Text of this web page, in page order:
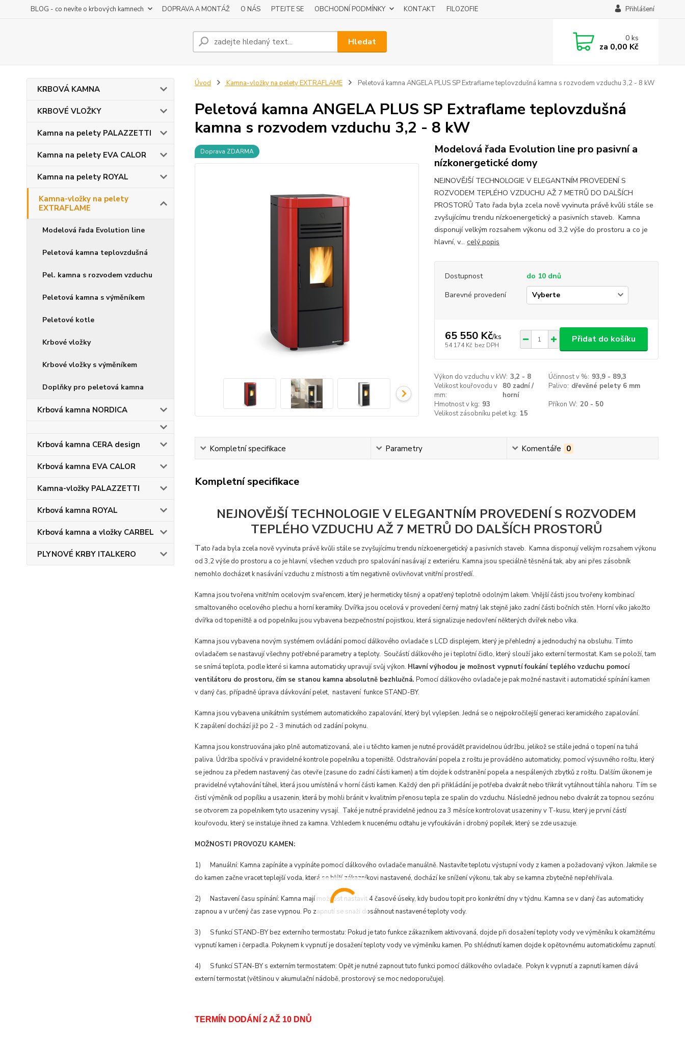
BLOG - co nevíte o krbových kamnech DOPRAVA A MONTÁŽ O NÁS PTEJTE SE OBCHODNÍ PODMÍNKY KONTAKT FILOZOFIE Přihlášení
Hledat 0ks
za 0,00 Kč
KRBOVÁ KAMNA
KRBOVÉ VLOŽKY
Kamna na pelety PALAZZETTI
Kamna na pelety EVA CALOR
Kamna na pelety ROYAL
Kamna-vložky na pelety
EXTRAFLAME
Modelová řada Evolution line
Peletová kamna teplovzdušná
Pel. kamna s rozvodem vzduchu
Peletová kamna s výměníkem
Peletové kotle
Krbové vložky
Krbové vložky s výměníkem
Doplňky pro peletová kamna
Krbová kamna NORDICA
Krbová kamna CERA design
Krbová kamna EVA CALOR
Kamna-vložky PALAZZETTI
Krbová kamna ROYAL
Krbová kamna a vložky CARBEL
PLYNOVÉ KRBY ITALKERO
Úvod Kamna-vložky na pelety EXTRAFLAME Peletová kamna ANGELA PLUS SP Extraflame teplovzdušná kamna s rozvodem vzduchu 3,2 - 8 kW
Peletová kamna ANGELA PLUS SP Extraflame teplovzdušná
kamna s rozvodem vzduchu 3,2 - 8 kW
Doprava ZDARMA
Modelová řada Evolution line pro pasivní a
nízkonergetické domy
NEJNOVĚJŠÍ TECHNOLOGIE V ELEGANTNÍM PROVEDENÍ S
ROZVODEM TEPLÉHO VZDUCHU AŽ 7 METRŮ DO DALŠÍCH
PROSTORŮ Tato řada byla zcela nově vyvinuta právě kvůli stále se
zvyšujícímu trendu nízkoenergetický a pasivních staveb. Kamna
disponují velkým rozsahem výkonu od 3,2 výše do prostoru a co je
hlavní, v... celý popis
Dostupnost
do 10 dnů
Barevné provedení
65 550 Kč/ks
54 174 Kč bez DPH
Přidat do košíku
Výkon do vzduchu v kW: 3,2 - 8 Účinnost v %: 93,9 - 89,3
Velikost kouřovodu v
mm:
80 zadní /
horní
Palivo: dřevěné pelety 6 mm
Hmotnost v kg: 93 Příkon W: 20 - 50
Velikost zásobníku pelet kg: 15
Kompletní specifikace Parametry Komentáře 0
Kompletní specifikace
NEJNOVĚJŠÍ TECHNOLOGIE V ELEGANTNÍM PROVEDENÍ S ROZVODEM
TEPLÉHO VZDUCHU AŽ 7 METRŮ DO DALŠÍCH PROSTORŮ
Tato řada byla zcela nově vyvinuta právě kvůli stále se zvyšujícímu trendu nízkoenergetický a pasivních staveb. Kamna disponují velkým rozsahem výkonu
od 3,2 výše do prostoru a co je hlavní, všechen vzduch pro spalování nasávají z exteriéru. Kamna jsou speciálně těsněná tak, aby ani přes zásobník
nemohlo docházet k nasávání vzduchu z místnosti a tím negativně ovlivňovat vnitřní prostředí.
Kamna jsou tvořena vnitřním ocelovým svařencem, který je hermeticky těsný a opatřený teplotně odolným lakem. Vnější části jsou tvořeny kombinací
smaltovaného ocelového plechu a horní keramiky. Dvířka jsou ocelová v provedení černý matný lak stejně jako zadní části bočních stěn. Horní víko jakožto
dvířka od topeniště a od popelníku jsou vybavena bezpečnostní pojistkou, která signalizuje nedovření některých dvířek nebo víka.
Kamna jsou vybavena novým systémem ovládání pomocí dálkového ovladače s LCD displejem, který je přehledný a jednoduchý na obsluhu. Tímto
ovladačem se nastavují všechny potřebné parametry a teploty. Součástí dálkového je i teplotní čidlo, který slouží jako externí termostat. Kam se položí, tam
se snímá teplota, podle které si kamna automaticky upravují svůj výkon. Hlavní výhodou je možnost vypnutí foukání teplého vzduchu pomocí
ventilátoru do prostoru, čím se stanou kamna absolutně bezhlučná. Pomocí dálkového ovladače je pak možné nastavit i automatické spínání kamen
v daný čas, případně úprava dávkování pelet, nastavení funkce STAND-BY.
Kamna jsou vybavena unikátním systémem automatického zapalování, který byl vylepšen. Jedná se o nejpokročilejší generaci keramického zapalování.
K zapálení dochází již po 2 - 3 minutách od zadání pokynu.
Kamna jsou konstruována jako plně automatizovaná, ale i u těchto kamen je nutné provádět pravidelnou údržbu, jelikož se stále jedná o topení na tuhá
paliva. Údržba spočívá v pravidelné kontrole popelníku a topeniště. Odstraňování popela z roštu je prováděno automaticky, pomocí výsuvného roštu, který
se jednou za předem nastavený čas otevře (zasune do zadní části kamen) a tím dojde k odstranění popela a nespálených zbytků z roštu. Dalším úkonem je
pravidelné vytahování táhel, která jsou umístěná v horní části kamen. Každý den při přikládání je potřeba dvakrát nebo třikrát vytáhnout táhla nahoru. Tím se
čistí výměník od popílku a usazenin, která by mohli bránit v kvalitním přenosu tepla ze spalin do vzduchu. Následně jednou nebo dvakrát za topnou sezónu
se otvorem za popelníkem tyto usazeniny vysají. Také je nutné pravidelně jednou za 3 měsíce kontrolovat usazeniny v T-kusu, který je první částí
kouřovodu, který se instaluje ihned za kamna. Vzhledem k nucenému odtahu je vyfoukáván i drobný popílek, který se zde usazuje.
MOŽNOSTI PROVOZU KAMEN:
1) Manuální: Kamna zapínáte a vypínáte pomocí dálkového ovladače manuálně. Nastavíte teplotu výstupní vody z kamen a požadovaný výkon. Jakmile se
do kamen začne vracet teplejší voda, která se blíží zákazníkovi nastavené, dochází ke snížení výkonu, tak aby se kamna zbytečně nepřehřívala.
2) Nastavení času spínání: Kamna mají možnost nastavit 4 časové úseky, kdy budou topit pro konkrétní dny v týdnu. Kamna se v daný čas automaticky
zapnou a v určený čas zase vypnou. Po zapnutí se snaží dosáhnout nastavené teploty vody.
3) S funkcí STAND-BY bez externího termostatu: Pokud je tato funkce zákazníkem aktivovaná, dojde při dosažení teploty vody ve výměníku k okamžitému
vypnutí kamen i čerpadla. Pokynem k vypnutí je dosažení teploty vody ve výměníku kamen. Po shlédnutí kamen dojde k opětovnému automatickému zapnutí.
4) S funkcí STAN-BY s externím termostatem: Opět je nutné zapnout tuto funkci pomocí dálkového ovladače. Pokyn k vypnutí a zapnutí kamen dává
externí termostat (většinou v akumulační nádobě, prostorový se moc nedoporučuje).
TERMÍN DODÁNÍ 2 AŽ 10 DNŮ